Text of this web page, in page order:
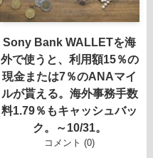
Sony Bank WALLETを海
外で使うと、利用額15％の
現金または7％のANAマイ
ルが貰える。海外事務手数
料1.79％もキャッシュバッ
ク。～10/31。
コメント (0)